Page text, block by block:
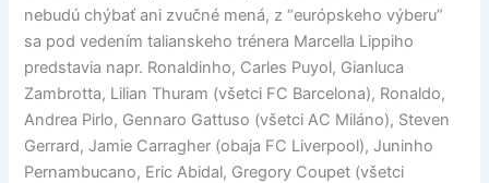
nebudú chýbať ani zvučné mená, z “európskeho výberu”
sa pod vedením talianskeho trénera Marcella Lippiho
predstavia napr. Ronaldinho, Carles Puyol, Gianluca
Zambrotta, Lilian Thuram (všetci FC Barcelona), Ronaldo,
Andrea Pirlo, Gennaro Gattuso (všetci AC Miláno), Steven
Gerrard, Jamie Carragher (obaja FC Liverpool), Juninho
Pernambucano, Eric Abidal, Gregory Coupet (všetci